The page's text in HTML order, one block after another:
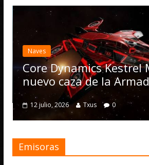
Kestrel Mk II: El
caza de la Armada Federal
2026 Txus 0
Emisoras